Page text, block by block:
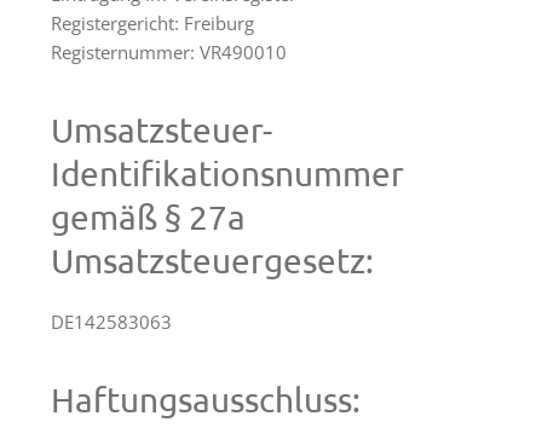
Schönstatt-
Freiburg
Veranstaltungen
Termine
Registergericht: Freiburg
Registernummer: VR490010
Umsatzsteuer-
Identifikationsnummer
gemäß § 27a
Umsatzsteuergesetz:
DE142583063
Haftungsausschluss: